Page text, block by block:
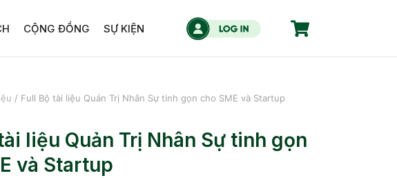
CỘNG ĐỒNG SỰ KIỆN
/ Full Bộ tài liệu Quản Trị Nhân Sự tinh gọn cho SME và Startup
liệu Quản Trị Nhân Sự tinh gọn
và Startup